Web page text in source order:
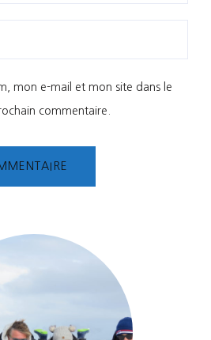
mon e-mail et mon site dans le
commentaire.